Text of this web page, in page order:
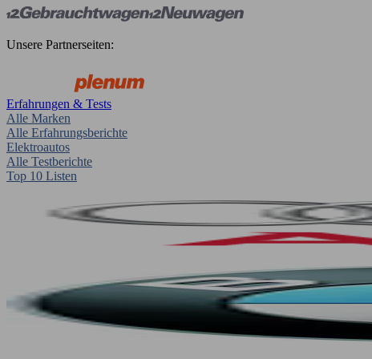
Unsere Partnerseiten:
Erfahrungen & Tests
Alle Marken
Alle Erfahrungsberichte
Elektroautos
Alle Testberichte
Top 10 Listen